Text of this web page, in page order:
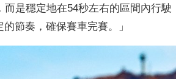
而是穩定地在54秒左右的區間內行
節奏，確保賽車完賽。」